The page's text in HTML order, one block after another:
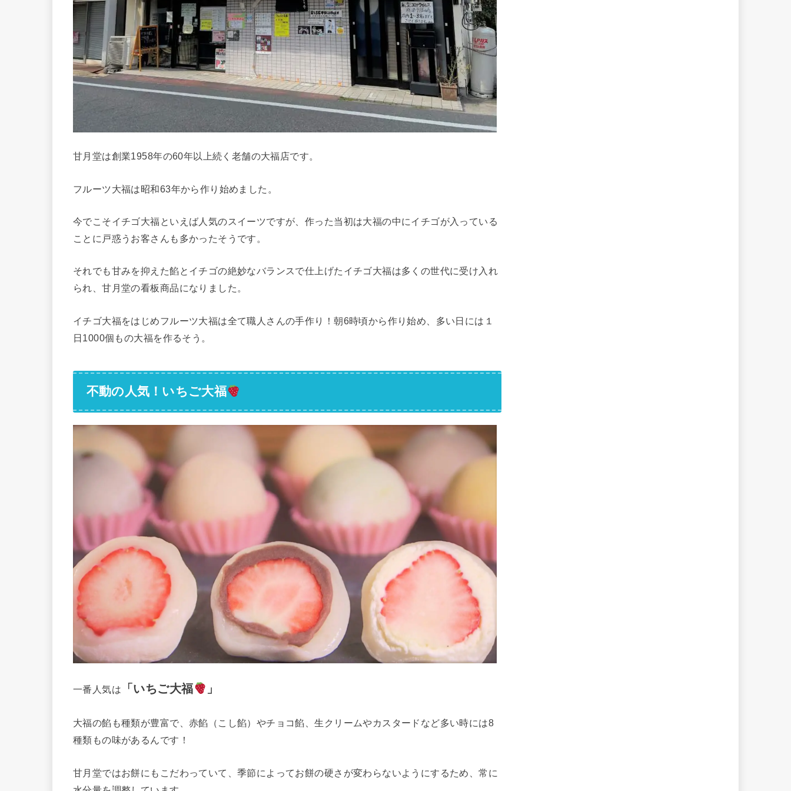
甘月堂は創業1958年の60年以上続く老舗の大福店です。
フルーツ大福は昭和63年から作り始めました。
今でこそイチゴ大福といえば人気のスイーツですが、作った当初は大福の中にイチゴが入っている
ことに戸惑うお客さんも多かったそうです。
それでも甘みを抑えた餡とイチゴの絶妙なバランスで仕上げたイチゴ大福は多くの世代に受け入れ
られ、甘月堂の看板商品になりました。
イチゴ大福をはじめフルーツ大福は全て職人さんの手作り！朝6時頃から作り始め、多い日には１
日1000個もの大福を作るそう。
不動の人気！いちご大福
一番人気は 「いちご大福 」
大福の餡も種類が豊富で、赤餡（こし餡）やチョコ餡、生クリームやカスタードなど多い時には8
種類もの味があるんです！
甘月堂ではお餅にもこだわっていて、季節によってお餅の硬さが変わらないようにするため、常に